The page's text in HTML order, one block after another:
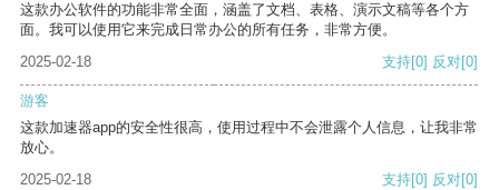
这款办公软件的功能非常全面，涵盖了文档、表格、演示文稿等各个方
面。我可以使用它来完成日常办公的所有任务，非常方便。
2025-02-18
支持[0] 反对[0]
游客
这款加速器app的安全性很高，使用过程中不会泄露个人信息，让我非常
放心。
2025-02-18
支持[0] 反对[0]